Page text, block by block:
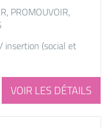
PROMOUVOIR,
insertion (social et
VOIR LES DÉTAILS